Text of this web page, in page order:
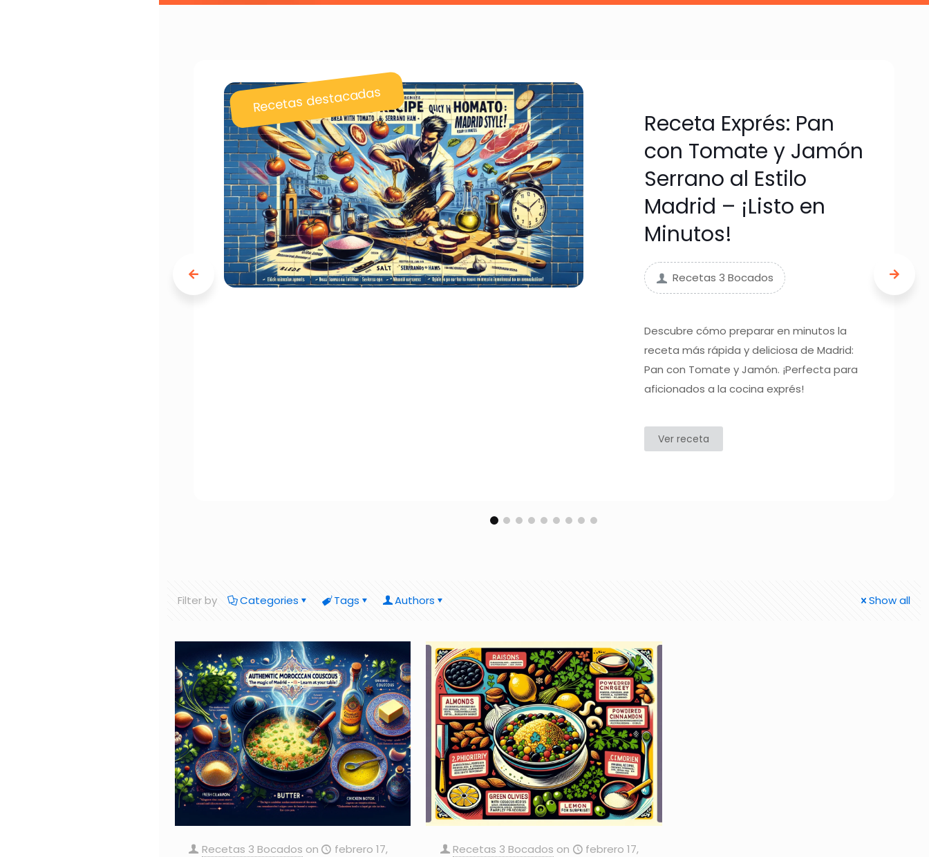
Recetas destacadas
Receta Exprés: Pan
con Tomate y Jamón
Serrano al Estilo
Madrid – ¡Listo en
Minutos!
Recetas 3 Bocados
Descubre cómo preparar en minutos la
receta más rápida y deliciosa de Madrid:
Pan con Tomate y Jamón. ¡Perfecta para
aficionados a la cocina exprés!
Ver receta
Filter by Categories Tags Authors Show all
Recetas 3 Bocados on
febrero 17,
Recetas 3 Bocados on
febrero 17,